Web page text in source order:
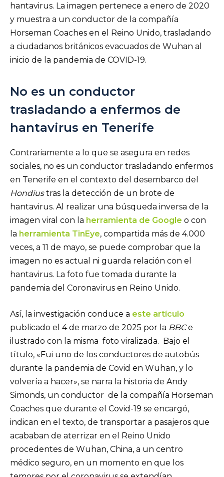
hantavirus. La imagen pertenece a enero de 2020
y muestra a un conductor de la compañía
Horseman Coaches en el Reino Unido, trasladando
a ciudadanos británicos evacuados de Wuhan al
inicio de la pandemia de COVID-19.
No es un conductor
trasladando a enfermos de
hantavirus en Tenerife
Contrariamente a lo que se asegura en redes
sociales, no es un conductor trasladando enfermos
en Tenerife en el contexto del desembarco del
Hondiustras la detección de un brote de
hantavirus. Al realizar una búsqueda inversa de la
imagen viral con la herramienta de Google o con
la herramienta TinEye, compartida más de 4.000
veces, a 11 de mayo, se puede comprobar que la
imagen no es actual ni guarda relación con el
hantavirus. La foto fue tomada durante la
pandemia del Coronavirus en Reino Unido.
Así, la investigación conduce a este artículo
publicado el 4 de marzo de 2025 por la BBCe
ilustrado con la misma foto viralizada. Bajo el
título, «Fui uno de los conductores de autobús
durante la pandemia de Covid en Wuhan, y lo
volvería a hacer», se narra la historia de Andy
Simonds, un conductor de la compañía Horseman
Coaches que durante el Covid-19 se encargó,
indican en el texto, de transportar a pasajeros que
acababan de aterrizar en el Reino Unido
procedentes de Wuhan, China, a un centro
médico seguro, en un momento en que los